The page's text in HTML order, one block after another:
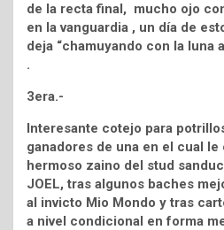
de la recta final, mucho ojo
en la vanguardia , un día de
deja “chamuyando con la luna
.
3era.-
Interesante cotejo para
ganadores de una en el cual
hermoso zaino del stud
JOEL, tras algunos baches
al invicto Mio Mondo y tras
a nivel condicional en forma